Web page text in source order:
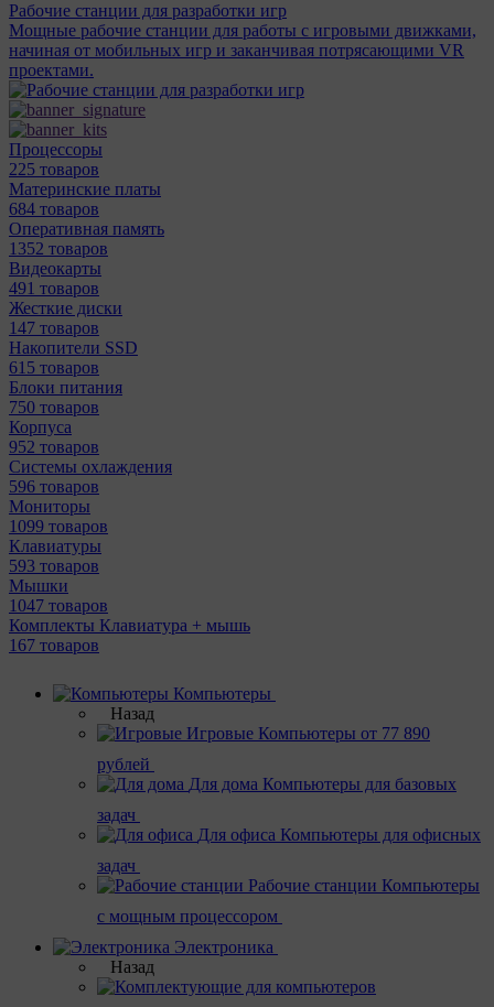
Рабочие станции для разработки игр
Мощные рабочие станции для работы с игровыми движками,
начиная от мобильных игр и заканчивая потрясающими VR
проектами.
Процессоры
225 товаров
Материнcкие платы
684 товаров
Оперативная память
1352 товаров
Видеокарты
491 товаров
Жесткие диски
147 товаров
Накопители SSD
615 товаров
Блоки питания
750 товаров
Корпуса
952 товаров
Системы охлаждения
596 товаров
Мониторы
1099 товаров
Клавиатуры
593 товаров
Мышки
1047 товаров
Комплекты Клавиатура + мышь
167 товаров
Компьютеры
Назад
Игровые Компьютеры от 77 890
рублей
Для дома Компьютеры для базовых
задач
Для офиса Компьютеры для офисных
задач
Рабочие станции Компьютеры
с мощным процессором
Электроника
Назад